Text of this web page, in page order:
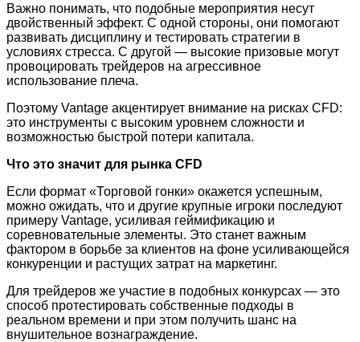
Важно понимать, что подобные мероприятия несут
двойственный эффект. С одной стороны, они помогают
развивать дисциплину и тестировать стратегии в
условиях стресса. С другой — высокие призовые могут
провоцировать трейдеров на агрессивное
использование плеча.
Поэтому Vantage акцентирует внимание на рисках CFD:
это инструменты с высоким уровнем сложности и
возможностью быстрой потери капитала.
Что это значит для рынка CFD
Если формат «Торговой гонки» окажется успешным,
можно ожидать, что и другие крупные игроки последуют
примеру Vantage, усиливая геймификацию и
соревновательные элементы. Это станет важным
фактором в борьбе за клиентов на фоне усиливающейся
конкуренции и растущих затрат на маркетинг.
Для трейдеров же участие в подобных конкурсах — это
способ протестировать собственные подходы в
реальном времени и при этом получить шанс на
внушительное вознаграждение.